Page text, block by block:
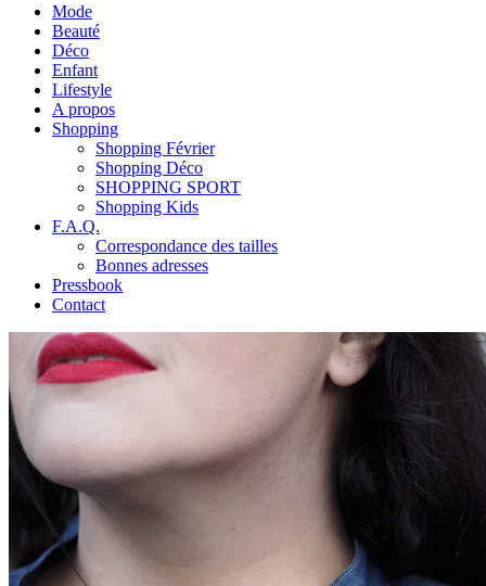
Mode
Beauté
Déco
Enfant
Lifestyle
A propos
Shopping
Shopping Février
Shopping Déco
SHOPPING SPORT
Shopping Kids
F.A.Q.
Correspondance des tailles
Bonnes adresses
Pressbook
Contact